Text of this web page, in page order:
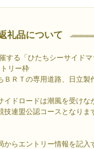
礼品について
する「ひたちシーサイド
リー枠
ＢＲＴの専用道路、日立製
イドロードは潮風を受けな
連盟公認コースとなりま
からエントリー情報を記入